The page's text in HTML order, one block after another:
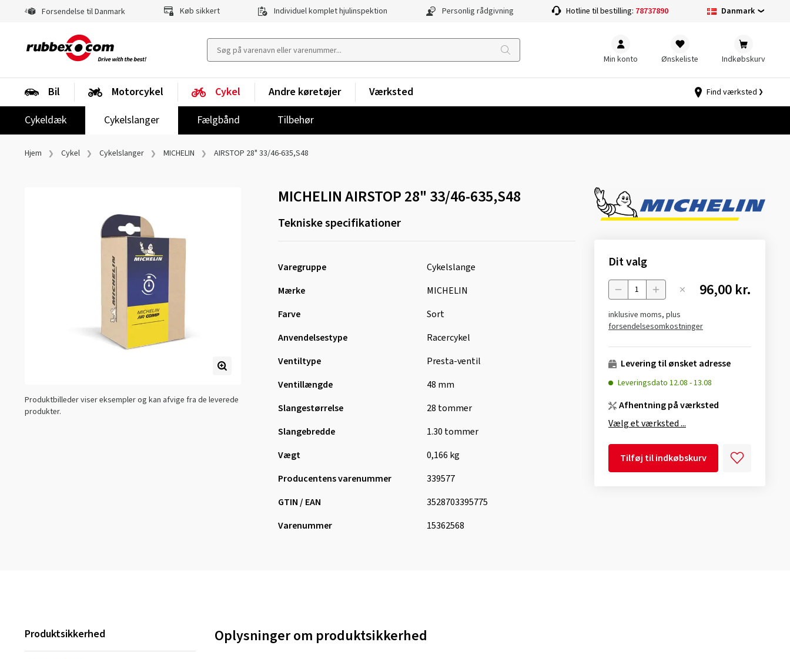
Forsendelse til Danmark Køb sikkert Individuel komplet hjulinspektion Personlig rådgivning Hotline til bestilling: 78737890 Danmark
Min konto Ønskeliste Indkøbskurv
Bil Motorcykel
Cykel
Cykeldæk
Cykelslanger Fælgbånd Tilbehør
Andre køretøjer Værksted Find værksted
Hjem Cykel Cykelslanger MICHELIN AIRSTOP 28" 33/46-635,S48
Produktbilleder viser eksempler og kan afvige fra de leverede
produkter.
MICHELIN AIRSTOP 28" 33/46-635,S48
Tekniske specifikationer
Varegruppe
Cykelslange
Mærke
MICHELIN
Farve
Sort
Anvendelsestype
Racercykel
Ventiltype
Presta-ventil
Ventillængde
48 mm
Slangestørrelse
28 tommer
Slangebredde
1.30 tommer
Vægt
0,166 kg
Producentens varenummer
339577
GTIN / EAN
3528703395775
Varenummer
15362568
Dit valg
Menge 96,00 kr.
inklusive moms, plus
forsendelsesomkostninger
Levering til ønsket adresse
Leveringsdato 12.08 -13.08
Afhentning på værksted
Vælg et værksted ...
Tilføj til indkøbskurv
Produktsikkerhed Oplysninger om produktsikkerhed